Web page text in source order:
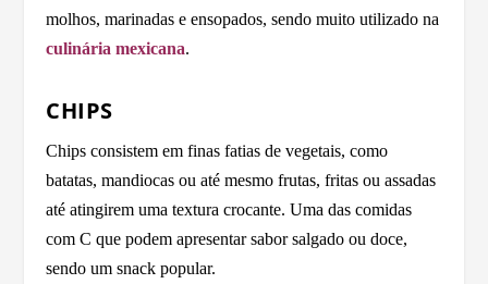
molhos, marinadas e ensopados, sendo muito utilizado na
culinária mexicana.
CHIPS
Chips consistem em finas fatias de vegetais, como
batatas, mandiocas ou até mesmo frutas, fritas ou assadas
até atingirem uma textura crocante. Uma das comidas
com C que podem apresentar sabor salgado ou doce,
sendo um snack popular.